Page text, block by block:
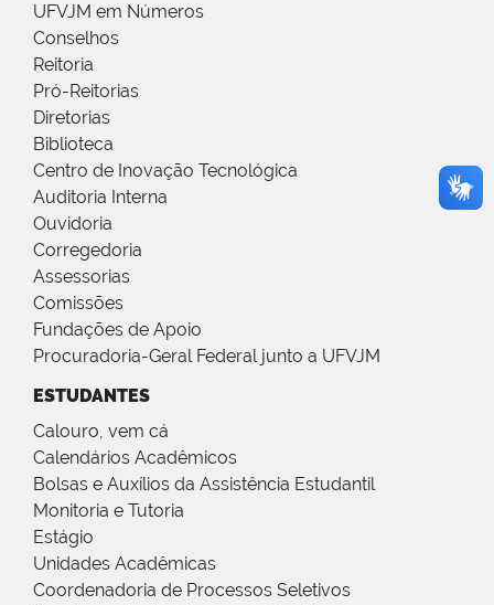
UFVJM em Números
Conselhos
Reitoria
Pró-Reitorias
Diretorias
Biblioteca
Centro de Inovação Tecnológica
Auditoria Interna
Ouvidoria
Corregedoria
Assessorias
Comissões
Fundações de Apoio
Procuradoria-Geral Federal junto a UFVJM
ESTUDANTES
Calouro, vem cá
Calendários Acadêmicos
Bolsas e Auxílios da Assistência Estudantil
Monitoria e Tutoria
Estágio
Unidades Acadêmicas
Coordenadoria de Processos Seletivos